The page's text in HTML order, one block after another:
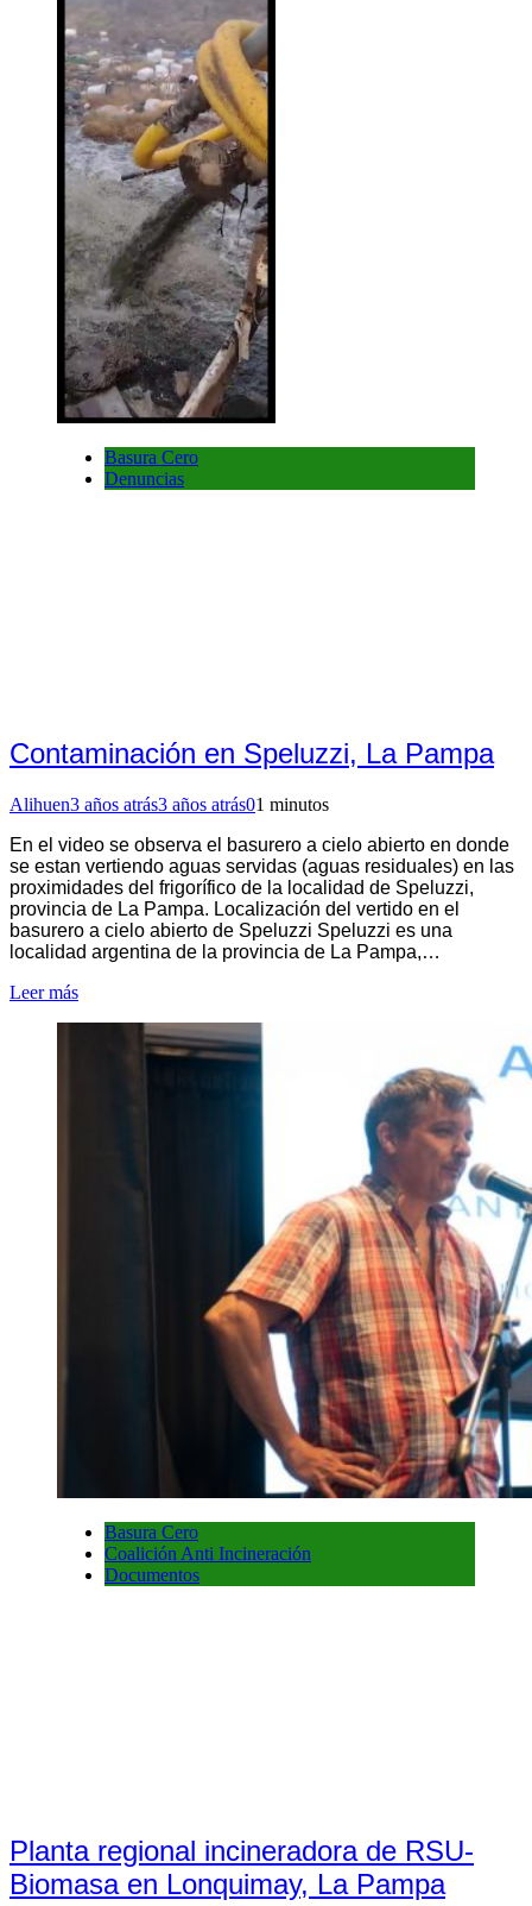
Basura Cero
Denuncias
Contaminación en Speluzzi, La Pampa
Alihuen3 años atrás3 años atrás01 minutos
En el video se observa el basurero a cielo abierto en donde
se estan vertiendo aguas servidas (aguas residuales) en las
proximidades del frigorífico de la localidad de Speluzzi,
provincia de La Pampa. Localización del vertido en el
basurero a cielo abierto de Speluzzi Speluzzi es una
localidad argentina de la provincia de La Pampa,…
Leer más
Basura Cero
Coalición Anti Incineración
Documentos
Planta regional incineradora de RSU-
Biomasa en Lonquimay, La Pampa